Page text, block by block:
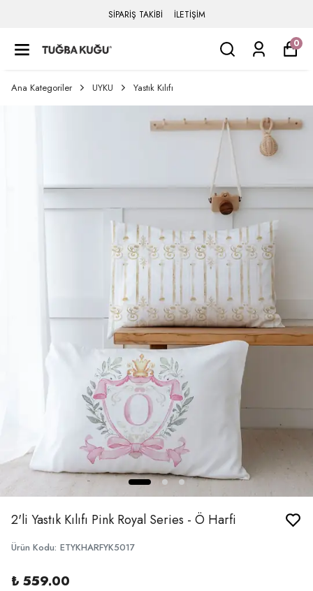
SİPARİŞ TAKİBİ İLETİŞİM
0
Ana Kategoriler UYKU Yastık Kılıfı
2'li Yastık Kılıfı Pink Royal Series - Ö Harfi
Ürün Kodu: ETYKHARFYK5017
₺ 559.00